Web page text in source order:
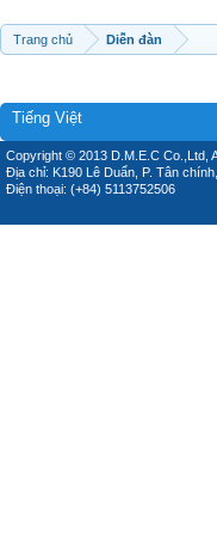
Trang chủ Diễn đàn
Tiếng Việt
Copyright © 2013 D.M.E.C Co.,Ltd,
Địa chỉ: K190 Lê Duẩn, P. Tân
Điện thoại: (+84) 5113752506